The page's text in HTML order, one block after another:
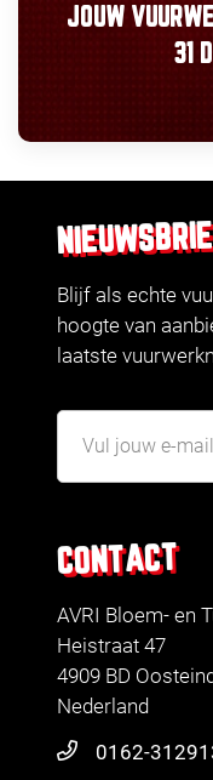
JOUW
31
CONTACT
AVRI Bloem- en
Heistraat 47
4909 BD
Nederland
0162-
Blijf als echte
hoogte van
laatste